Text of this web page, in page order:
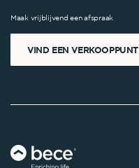
Maak vrijblijvend een afspraak
VIND EEN VERKOOPPUNT